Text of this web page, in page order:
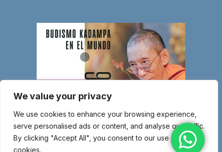
We value your privacy
We use cookies to enhance your browsing experience,
serve personalised ads or content, and analyse our traffic.
By clicking "Accept All", you consent to our use of
cookies.